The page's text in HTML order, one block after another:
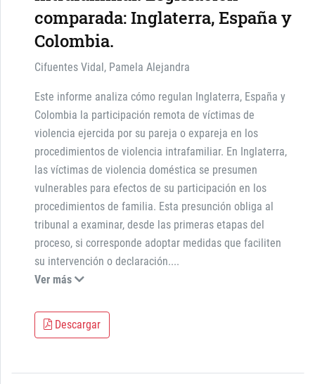
comparada: Inglaterra, España y
Colombia.
Cifuentes Vidal, Pamela Alejandra
Este informe analiza cómo regulan Inglaterra, España y
Colombia la participación remota de víctimas de
violencia ejercida por su pareja o expareja en los
procedimientos de violencia intrafamiliar. En Inglaterra,
las víctimas de violencia doméstica se presumen
vulnerables para efectos de su participación en los
procedimientos de familia. Esta presunción obliga al
tribunal a examinar, desde las primeras etapas del
proceso, si corresponde adoptar medidas que faciliten
su intervención o declaración....
Ver más
Descargar